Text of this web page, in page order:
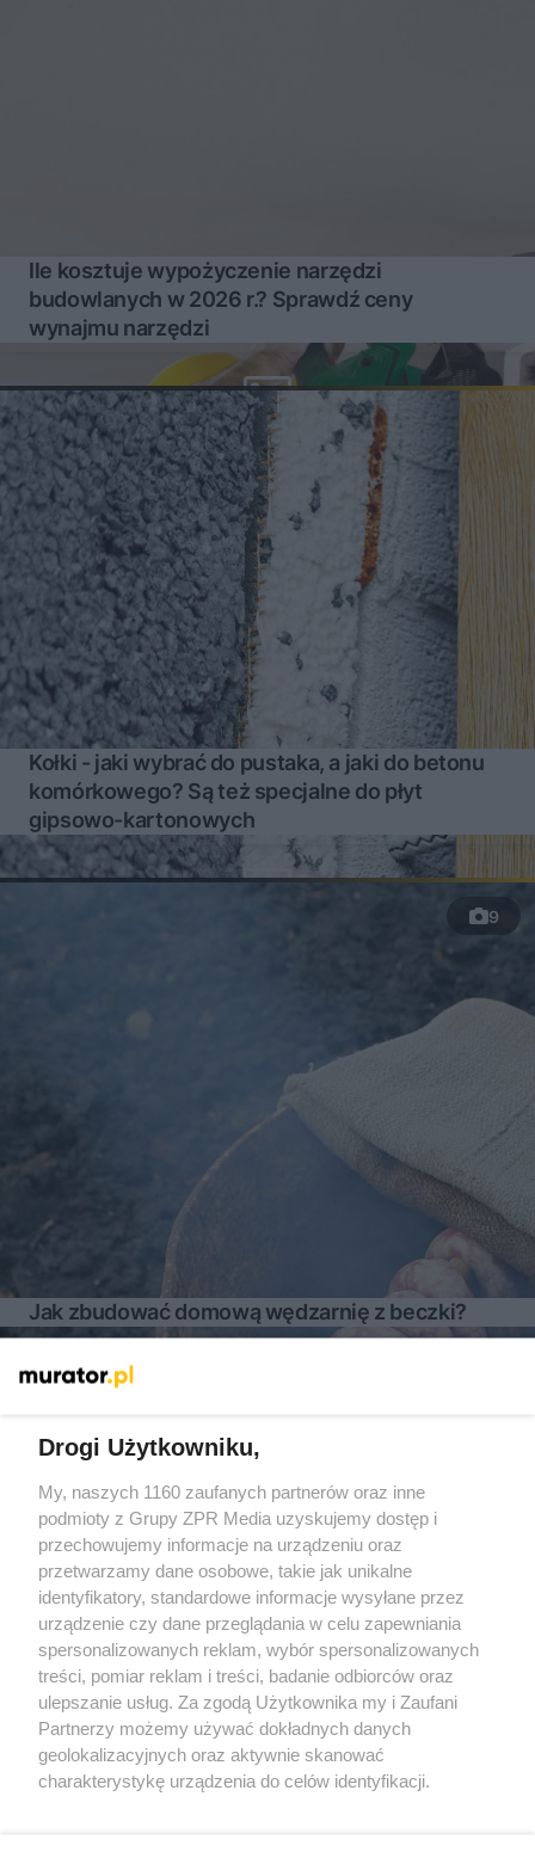
Ile kosztuje wypożyczenie narzędzi
budowlanych w 2026 r.? Sprawdź ceny
wynajmu narzędzi
Kołki - jaki wybrać do pustaka, a jaki do betonu
komórkowego? Są też specjalne do płyt
gipsowo-kartonowych
9
Jak zbudować domową wędzarnię z beczki?
Żaden utwór zamieszczony w serwisie nie może być powielany i
rozpowszechniany lub dalej rozpowszechniany w jakikolwiek
sposób (w tym także elektroniczny lub mechaniczny) na
jakimkolwiek polu eksploatacji w jakiejkolwiek formie, włącznie z
umieszczaniem w Internecie bez pisemnej zgody właściciela praw.
Jakiekolwiek użycie lub wykorzystanie utworów w całości lub w
części z naruszeniem prawa, tzn. bez właściwej zgody, jest
zabronione pod groźbą kary i może być ścigane prawnie.
Drogi Użytkowniku,
My, naszych 1160 zaufanych partnerów oraz inne
podmioty z Grupy ZPR Media uzyskujemy dostęp i
przechowujemy informacje na urządzeniu oraz
przetwarzamy dane osobowe, takie jak unikalne
identyfikatory, standardowe informacje wysyłane przez
urządzenie czy dane przeglądania w celu zapewniania
spersonalizowanych reklam, wybór spersonalizowanych
treści, pomiar reklam i treści, badanie odbiorców oraz
ulepszanie usług. Za zgodą Użytkownika my i Zaufani
Partnerzy możemy używać dokładnych danych
geolokalizacyjnych oraz aktywnie skanować
charakterystykę urządzenia do celów identyfikacji.